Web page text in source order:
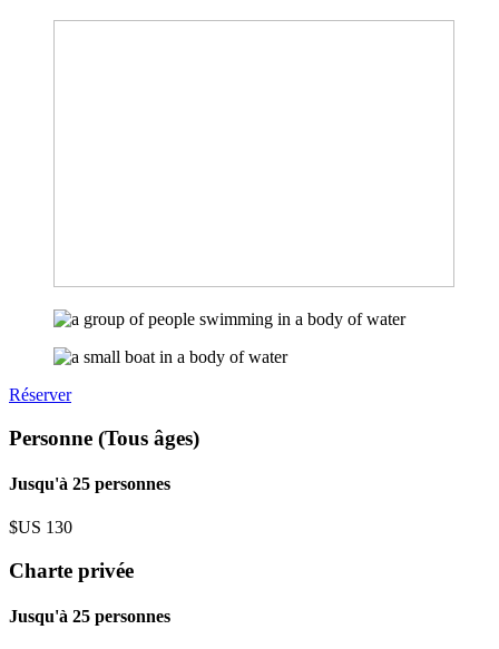
Réserver
Personne (Tous âges)
Jusqu'à 25 personnes
$US 130
Charte privée
Jusqu'à 25 personnes